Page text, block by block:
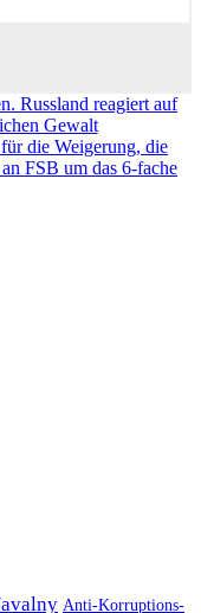
Russland reagiert auf
Gewalt
die Weigerung, die
FSB um das 6-fache
Anti-Korruptions-